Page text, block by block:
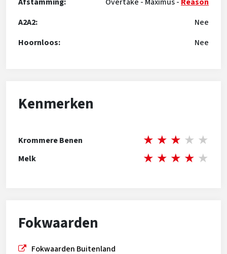
A2A2:
Nee
Hoornloos:
Nee
Kenmerken
Krommere Benen ★ ★ ★ ★ ★
Melk ★ ★ ★ ★ ★
Fokwaarden
Fokwaarden Buitenland